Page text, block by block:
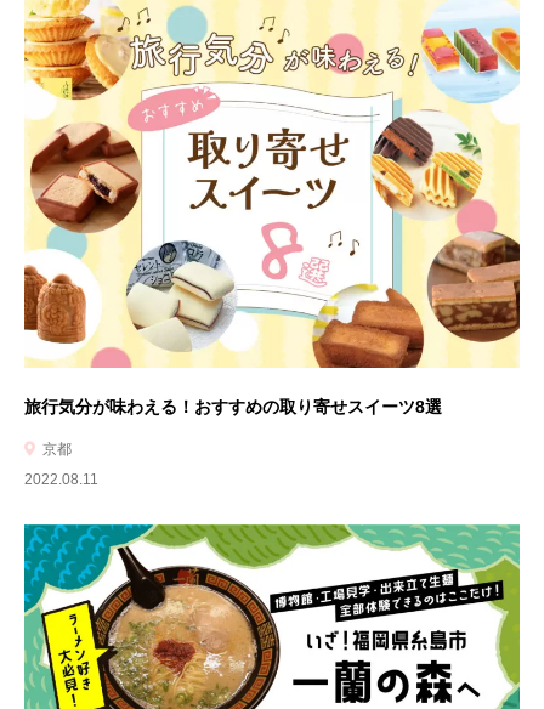
旅行気分が味わえる！おすすめの取り寄せスイーツ8選
京都
2022.08.11